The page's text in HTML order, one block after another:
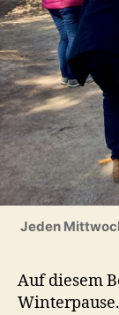
Jeden
Auf diesem